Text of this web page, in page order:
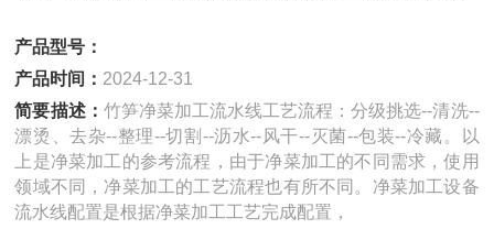
产品型号：
产品时间： 2024-12-31
简要描述： 竹笋净菜加工流水线工艺流程：分级挑选--清洗--
漂烫、去杂--整理--切割--沥水--风干--灭菌--包装--冷藏。以
上是净菜加工的参考流程，由于净菜加工的不同需求，使用
领域不同，净菜加工的工艺流程也有所不同。净菜加工设备
流水线配置是根据净菜加工工艺完成配置，